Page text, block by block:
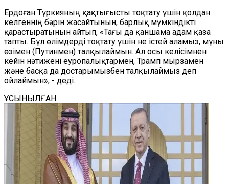
Ердоған Түркияның қақтығысты тоқтату үшін қолдан
келгеннің бәрін жасайтынын, барлық мүмкіндікті
қарастыратынын айтып, «Тағы да қаншама адам қаза
тапты. Бұл өлімдерді тоқтату үшін не істей аламыз, мұны
өзімен (Путинмен) талқылаймын. Ал осы келісімнен
кейін нәтижені еуропалықтармен, Трамп мырзамен
және басқа да достарымызбен талқылаймыз деп
ойлаймын», - деді.
ҰСЫНЫЛҒАН